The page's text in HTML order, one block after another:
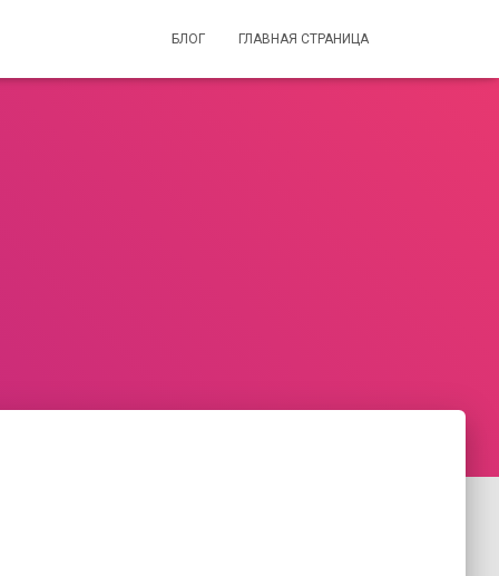
БЛОГ ГЛАВНАЯ СТРАНИЦА